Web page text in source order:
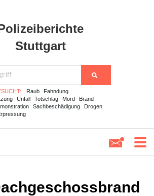
Stuttgart
Raub
Fahndung
Unfall Totschlag Mord
Brand
Sachbeschädigung
Drogen